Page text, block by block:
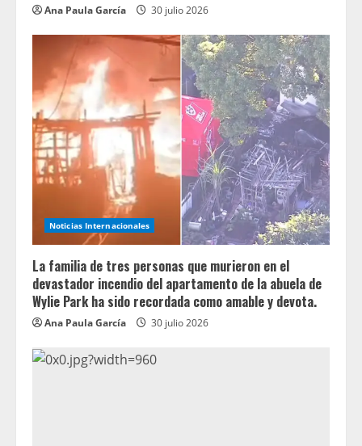
Ana Paula García 30 julio 2026
Noticias Internacionales
La familia de tres personas que murieron en el
devastador incendio del apartamento de la abuela de
Wylie Park ha sido recordada como amable y devota.
Ana Paula García 30 julio 2026